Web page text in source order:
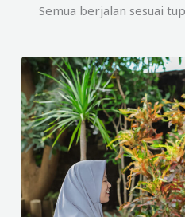
Semua berjalan sesuai